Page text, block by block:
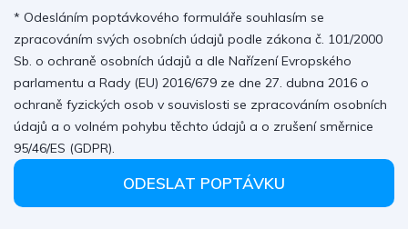
* Odesláním poptávkového formuláře souhlasím se
zpracováním svých osobních údajů podle zákona č. 101/2000
Sb. o ochraně osobních údajů a dle Nařízení Evropského
parlamentu a Rady (EU) 2016/679 ze dne 27. dubna 2016 o
ochraně fyzických osob v souvislosti se zpracováním osobních
údajů a o volném pohybu těchto údajů a o zrušení směrnice
95/46/ES (GDPR).
ODESLAT POPTÁVKU